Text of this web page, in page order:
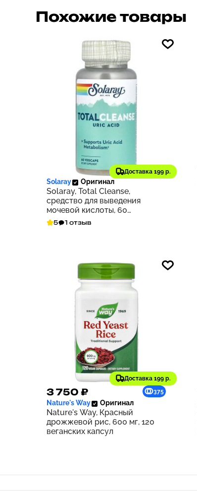
Похожие товары
Доставка 199 р.
3 456 ₽ 346
Solaray Оригинал
Solaray, Total Cleanse,
средство для выведения
мочевой кислоты, 60
растительных капсул
5 1 отзыв
Доставка 199 р.
3 750 ₽ 375
Nature's Way Оригинал
Nature's Way, Красный
дрожжевой рис, 600 мг, 120
веганских капсул